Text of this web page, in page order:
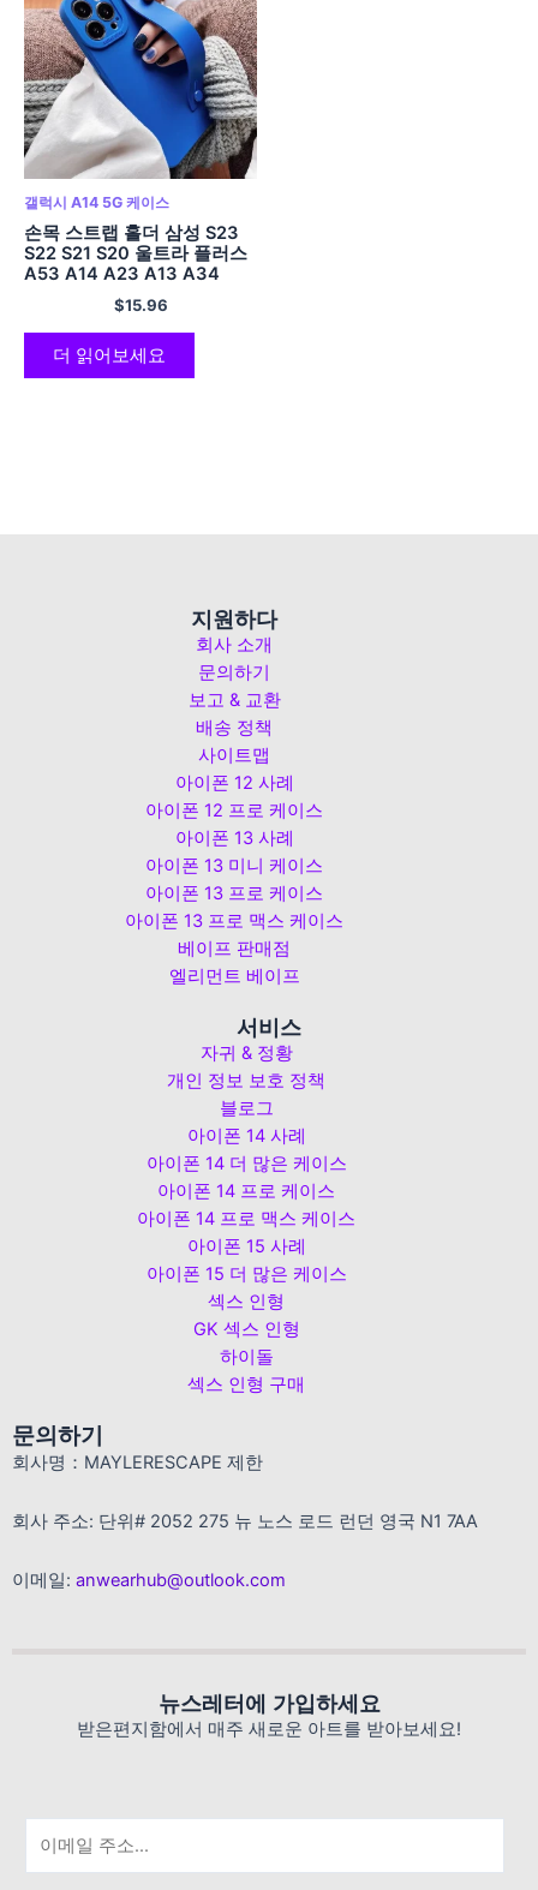
갤럭시 A14 5G 케이스
손목 스트랩 홀더 삼성 S23
S22 S21 S20 울트라 플러스
A53 A14 A23 A13 A34
A54 A52 A32 A33 A72 5G
소프트 TPU 커버
$15.96
더 읽어보세요
지원하다
회사 소개
문의하기
보고 & 교환
배송 정책
사이트맵
아이폰 12 사례
아이폰 12 프로 케이스
아이폰 13 사례
아이폰 13 미니 케이스
아이폰 13 프로 케이스
아이폰 13 프로 맥스 케이스
베이프 판매점
엘리먼트 베이프
서비스
자귀 & 정황
개인 정보 보호 정책
블로그
아이폰 14 사례
아이폰 14 더 많은 케이스
아이폰 14 프로 케이스
아이폰 14 프로 맥스 케이스
아이폰 15 사례
아이폰 15 더 많은 케이스
섹스 인형
GK 섹스 인형
하이돌
섹스 인형 구매
문의하기
회사명：MAYLERESCAPE 제한
회사 주소: 단위# 2052 275 뉴 노스 로드 런던 영국 N1 7AA
이메일: anwearhub@outlook.com
뉴스레터에 가입하세요
받은편지함에서 매주 새로운 아트를 받아보세요!